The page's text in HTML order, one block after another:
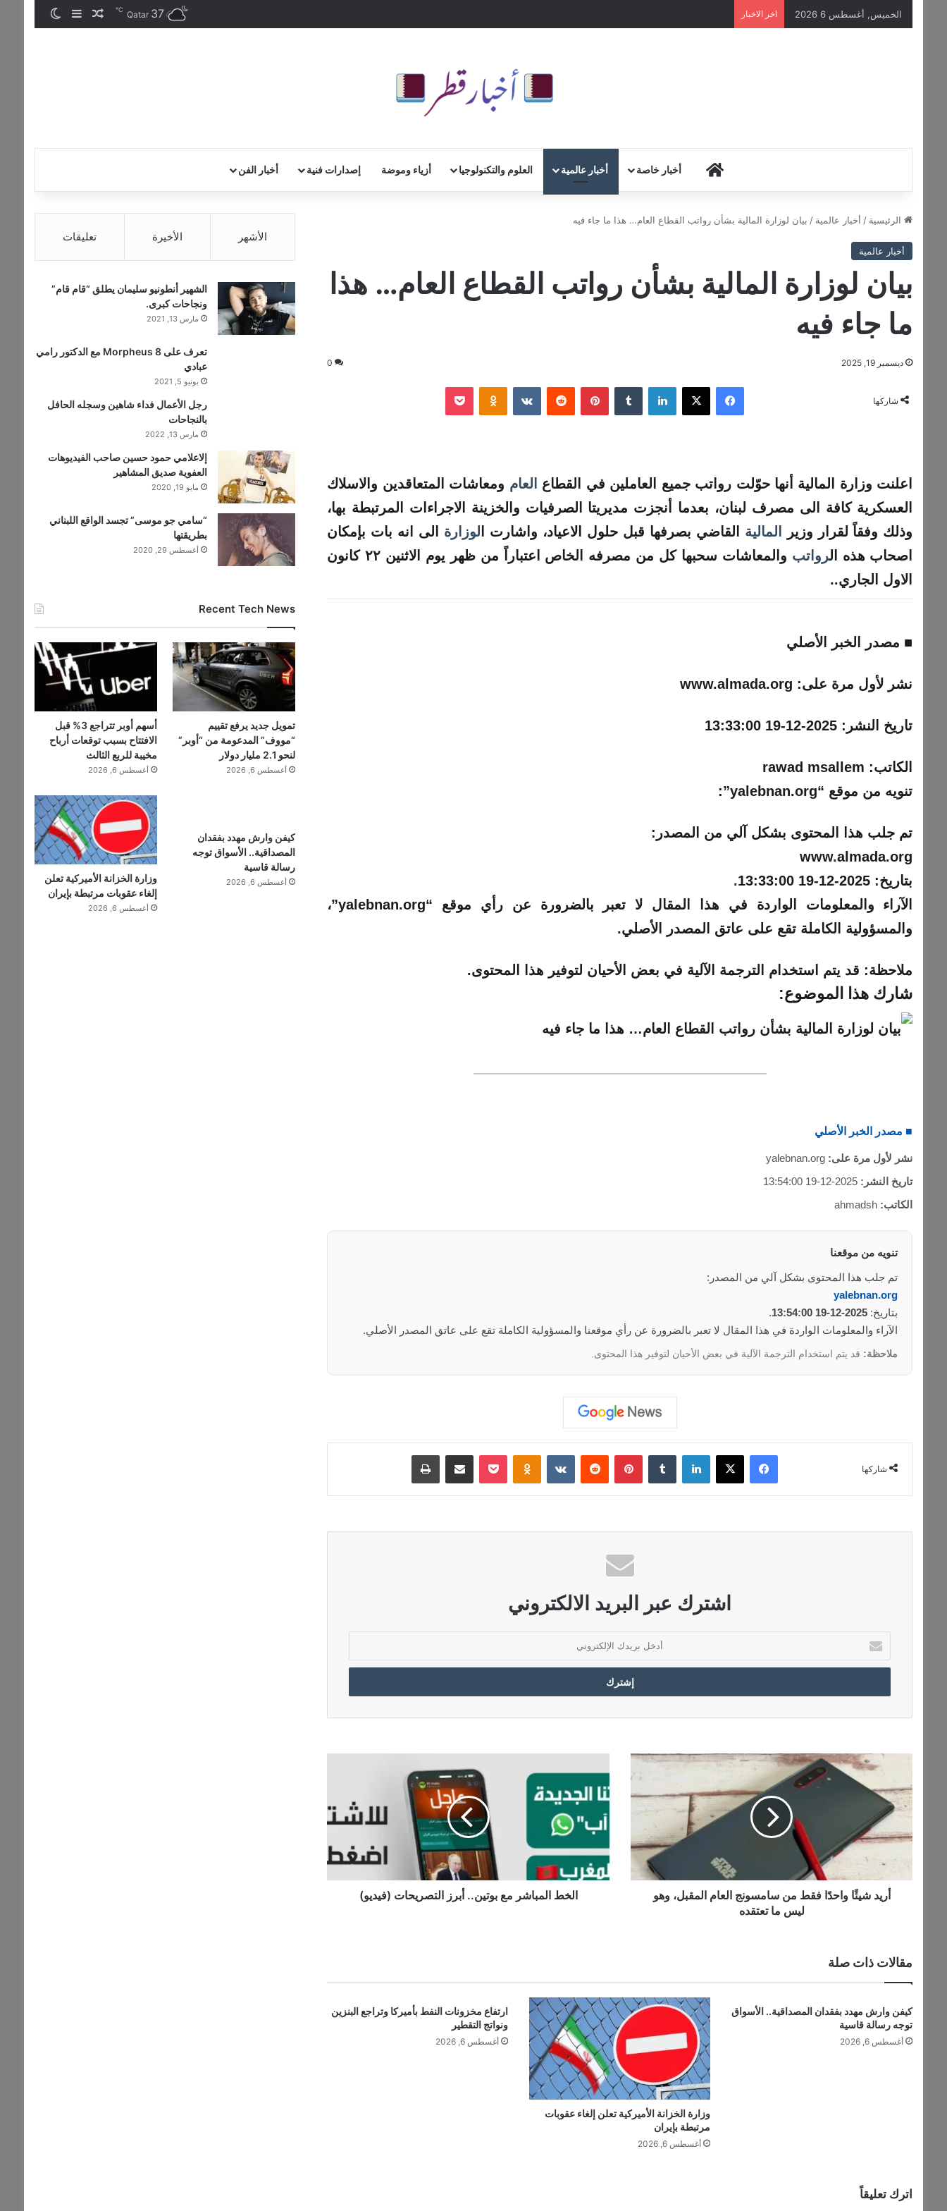
الخميس, أغسطس 6 2026 اخر الاخبار Qatar 37
℃ مقال عشوائي
إضافة عمود
HOMEأخبار خاصة أخبار عالمية العلوم والتكنولوجيا أزياء وموضة إصدارات فنية أخبار الفن
الرئيسية / أخبار عالمية / بيان لوزارة المالية بشأن رواتب القطاع العام… هذا ما جاء فيه
أخبار عالمية
بيان لوزارة المالية بشأن رواتب القطاع العام… هذا
ما جاء فيه
ديسمبر 19, 2025 0
شاركها
فيسبوك ‫X لينكدإن ‏Tumblr بينتيريست ‏Reddit
‏VKontakte
Odnoklassniki
‫Pocket
اعلنت وزارة المالية أنها حوّلت رواتب جميع العاملين في القطاع العام ومعاشات المتعاقدين والاسلاك
العسكرية كافة الى مصرف لبنان، بعدما أنجزت مديريتا الصرفيات والخزينة الاجراءات المرتبطة بها،
وذلك وفقاً لقرار وزير
المالية القاضي بصرفها قبل حلول الاعياد، واشارت ا لوزارة الى انه بات بإمكان
اصحاب هذه الرواتب
والمعاشات سحبها كل من مصرفه الخاص اعتباراً من ظهر يوم الاثنين ٢٢ كانون
الاول الجاري..
■ مصدر الخبر الأصلي
نشر لأول مرة على: www.almada.org
تاريخ النشر: 2025-12-19 13:33:00
الكاتب: rawad msallem
تنويه من موقع “yalebnan.org”:
تم جلب هذا المحتوى بشكل آلي من المصدر:
www.almada.org
بتاريخ: 2025-12-19 13:33:00
.
الآراء والمعلومات الواردة في هذا المقال لا تعبر بالضرورة عن رأي موقع “yalebnan.org”،
والمسؤولية الكاملة تقع على عاتق المصدر الأصلي.
ملاحظة: قد يتم استخدام الترجمة الآلية في بعض الأحيان لتوفير هذا المحتوى.
شارك هذا الموضوع:
■ مصدر الخبر الأصلي
نشر لأول مرة على: yalebnan.org
تاريخ النشر: 2025-12-19 13:54:00
الكاتب: ahmadsh
تنويه من موقعنا
تم جلب هذا المحتوى بشكل آلي من المصدر:
yalebnan.org
بتاريخ: 2025-12-19 13:54:00
.
الآراء والمعلومات الواردة في هذا المقال لا تعبر بالضرورة عن رأي موقعنا والمسؤولية الكاملة تقع على عاتق المصدر الأصلي.
ملاحظة: قد يتم استخدام الترجمة الآلية في بعض الأحيان لتوفير هذا المحتوى.
شاركها
فيسبوك ‫X لينكدإن ‏Tumblr بينتيريست ‏Reddit
‏VKontakte
Odnoklassniki
‫Pocket مشاركة عبر البريد طباعة
اشترك عبر البريد الالكتروني
خ
ب
ك
ل
إ
ل
ك
ت
ن
ي
ي
د
ش
ي
و
ق
ط
ن
س
ا
م
أريد شيئًا واحدًا فقط من سامسونج العام المقبل، وهو
ليس ما تعتقده
ل
خ
ط
ا
ل
م
ب
ا
ت
ي
ن
.
أ
ب
ر
ز
ا
الخط المباشر مع بوتين.. أبرز التصريحات (فيديو)
مقالات ذات صلة
كيفن وارش مهدد بفقدان المصداقية.. الأسواق
توجه رسالة قاسية
أغسطس 6, 2026
وزارة الخزانة الأميركية تعلن إلغاء عقوبات
مرتبطة بإيران
أغسطس 6, 2026
ارتفاع مخزونات النفط بأميركا وتراجع البنزين
ونواتج التقطير
أغسطس 6, 2026
اترك تعليقاً
الأشهر الأخيرة تعليقات
الشهير أنطونيو سليمان يطلق “قام قام”
ونجاحات كبرى.
مارس 13, 2021
تعرف على Morpheus 8 مع الدكتور رامي
عبادي
يونيو 5, 2021
رجل الأعمال فداء شاهين وسجله الحافل
بالنجاحات
مارس 13, 2022
إلاعلامي حمود حسين صاحب الفيديوهات
العفوية صديق المشاهير
مايو 19, 2020
“سامي جو موسى” تجسد الواقع اللبناني
بطريقتها
أغسطس 29, 2020
Recent Tech News
تمويل جديد يرفع تقييم
“مووف” المدعومة من “أوبر”
لنحو 2.1 مليار دولار
أغسطس 6, 2026
أسهم أوبر تتراجع 3% قبل
الافتتاح بسبب توقعات أرباح
مخيبة للربع الثالث
أغسطس 6, 2026
كيفن وارش مهدد بفقدان
المصداقية.. الأسواق توجه
رسالة قاسية
أغسطس 6, 2026
وزارة الخزانة الأميركية تعلن
إلغاء عقوبات مرتبطة بإيران
أغسطس 6, 2026